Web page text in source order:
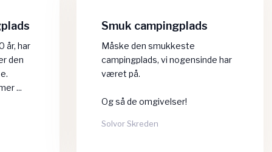
år, har
den
...
Smuk campingplads
Måske den smukkeste
campingplads, vi nogensinde har
været på.
Og så de omgivelser!
Solvor Skreden